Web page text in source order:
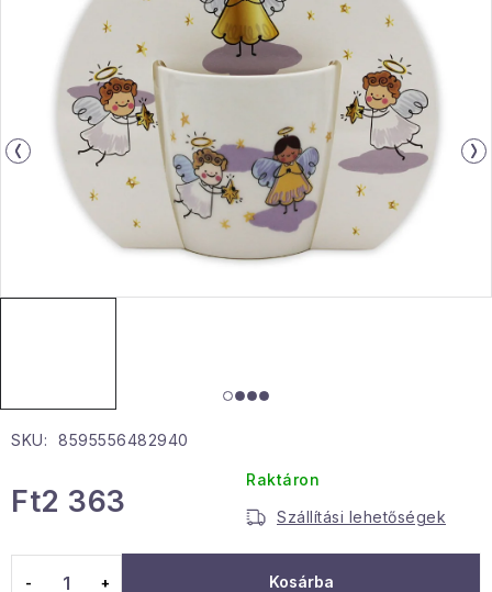
Egészség és szépség
Sport és szabadban
Gyermekeknek
Sziasztok, hív a nyár.
Karácsonyi esemény
Januári akció
SKU: 8595556482940
Ft2 363
Raktáron
Szállítási lehetőségek
Kosárba